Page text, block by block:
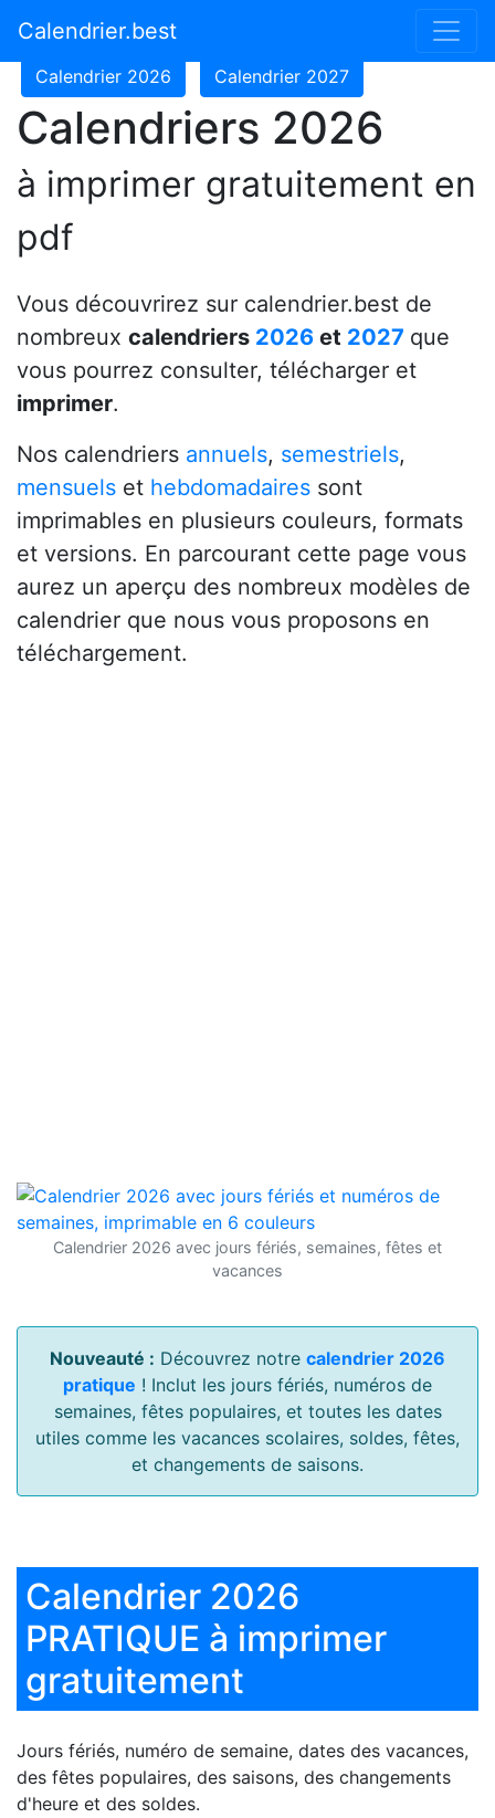
Calendrier.best
Calendrier 2024
Calendrier 2026 Calendrier 2027
Calendriers 2026
à imprimer gratuitement en
pdf
Vous découvrirez sur calendrier.best de
nombreux calendriers 2026 et 2027 que
vous pourrez consulter, télécharger et
imprimer.
Nos calendriers annuels, semestriels,
mensuels et hebdomadaires sont
imprimables en plusieurs couleurs, formats
et versions. En parcourant cette page vous
aurez un aperçu des nombreux modèles de
calendrier que nous vous proposons en
téléchargement.
Calendrier 2026 avec jours fériés, semaines, fêtes et
vacances
Nouveauté : Découvrez notre calendrier 2026
pratique ! Inclut les jours fériés, numéros de
semaines, fêtes populaires, et toutes les dates
utiles comme les vacances scolaires, soldes, fêtes,
et changements de saisons.
Calendrier 2026
PRATIQUE à imprimer
gratuitement
Jours fériés, numéro de semaine, dates des vacances,
des fêtes populaires, des saisons, des changements
d'heure et des soldes.